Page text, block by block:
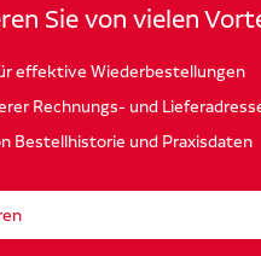
Sie von vielen
effektive Wiederbestellungen
Rechnungs- und
Bestellhistorie und Praxisdaten